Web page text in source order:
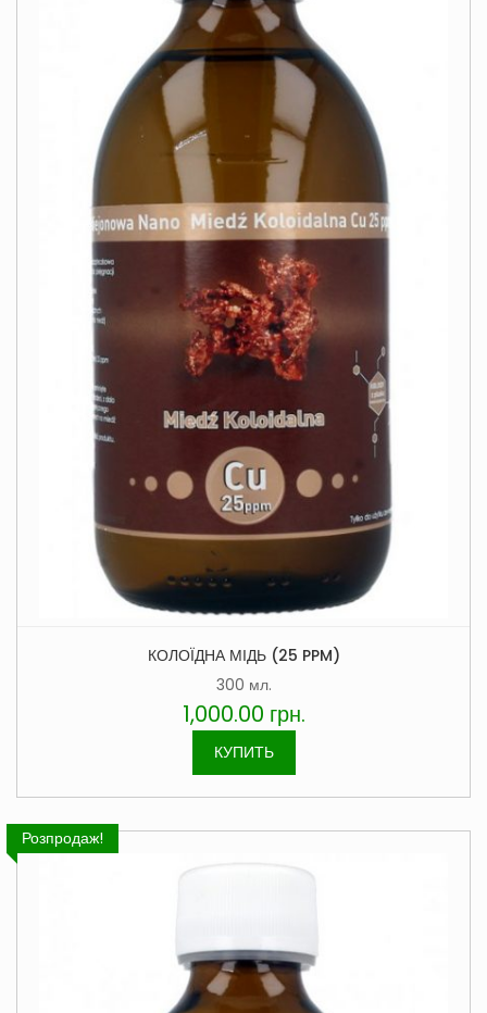
КОЛОЇДНА МІДЬ (25 PPM)
300 мл.
1,000.00 грн.
КУПИТЬ
Розпродаж!